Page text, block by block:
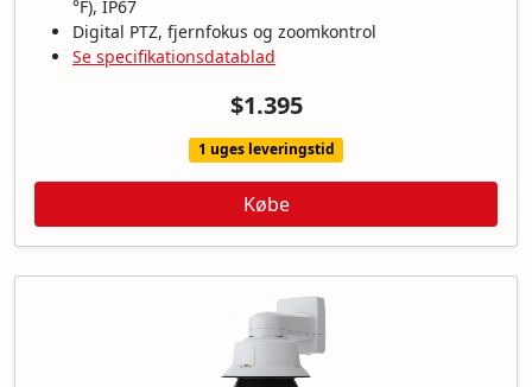
°F), IP67
Digital PTZ, fjernfokus og zoomkontrol
Se specifikationsdatablad
$1.395
1 uges leveringstid
Købe